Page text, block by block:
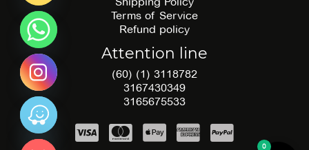
Terms of Service
Refund policy
Attention line
(60) (1) 3118782
3167430349
3165675533
0
chatty